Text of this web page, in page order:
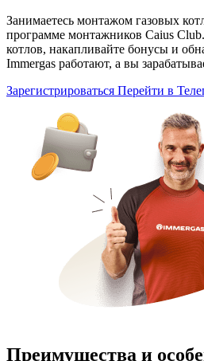
Занимаетесь монтажом газовых
программе монтажников Caius
котлов, накапливайте бонусы и
Immergas работают, а вы
Зарегистрироваться Перейти в
Преимущества и